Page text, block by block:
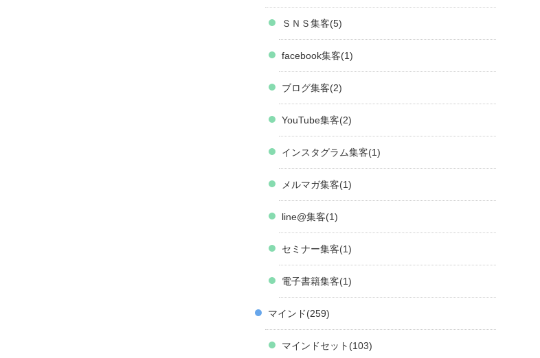
ＳＮＳ集客 5
facebook集客 1
ブログ集客 2
YouTube集客 2
インスタグラム集客 1
メルマガ集客 1
line@集客 1
セミナー集客 1
電子書籍集客 1
マインド 259
マインドセット 103